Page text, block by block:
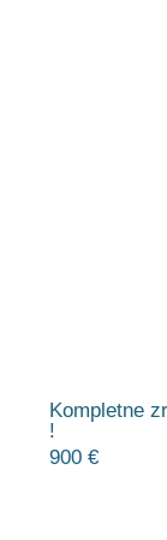
Kompletne
!
900 €